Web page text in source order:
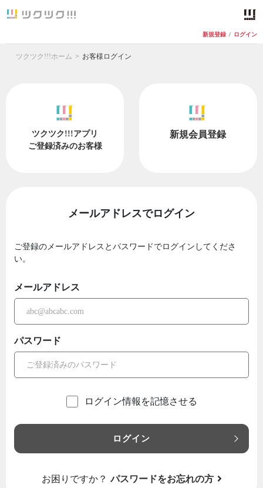
新規登録 / ログイン
ツクツク!!!ホーム お客様ログイン
ツクツク!!!アプリ
ご登録済みのお客様
新規会員登録
メールアドレスでログイン
ご登録のメールアドレスとパスワードでログインしてくださ
い。
メールアドレス
パスワード
ログイン情報を記憶させる
ログイン
お困りですか？ パスワードをお忘れの方